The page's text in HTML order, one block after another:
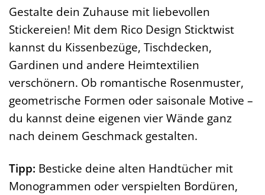
Gestalte dein Zuhause mit liebevollen
Stickereien! Mit dem Rico Design Sticktwist
kannst du Kissenbezüge, Tischdecken,
Gardinen und andere Heimtextilien
verschönern. Ob romantische Rosenmuster,
geometrische Formen oder saisonale Motive –
du kannst deine eigenen vier Wände ganz
nach deinem Geschmack gestalten.
Tipp: Besticke deine alten Handtücher mit
Monogrammen oder verspielten Bordüren,